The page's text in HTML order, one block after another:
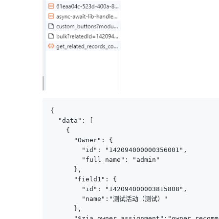
{
  "data": [
    {
      "Owner": {
        "id": "142094000000356001",
        "full_name": "admin"
      },
      "field1": {
        "id": "142094000003815808",
        "name":"测试活动（测试）"
      },